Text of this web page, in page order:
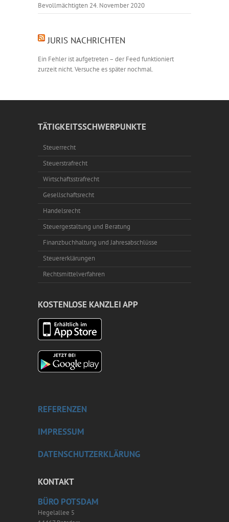
Bevollmächtigten 24. November 2020
JURIS NACHRICHTEN
Ein Fehler ist aufgetreten – der Feed funktioniert
zurzeit nicht. Versuche es später nochmal.
TÄTIGKEITSSCHWERPUNKTE
Steuerrecht
Steuerstrafrecht
Wirtschaftsstrafrecht
Gesellschaftsrecht
Handelsrecht
Steuergestaltung und Beratung
Finanzbuchhaltung und Jahresabschlüsse
Steuererklärungen
Rechtsmittelverfahren
KOSTENLOSE KANZLEI APP
REFERENZEN
IMPRESSUM
DATENSCHUTZERKLÄRUNG
KONTAKT
BÜRO POTSDAM
Hegelallee 5